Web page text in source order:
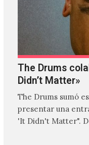
The Drums
Didn’t Matter»
The Drums sumó
presentar una
'It Didn't Matter".